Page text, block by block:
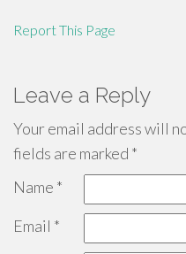
Report This Page
Leave a Reply
Your email address will
fields are marked *
Name *
Email *